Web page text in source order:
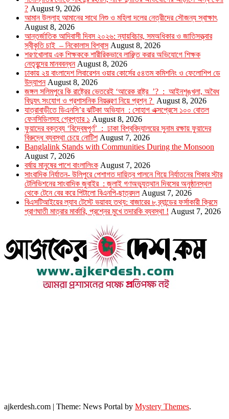
? August 9, 2026
আমান উল্লাহ আমানের সাথে নিশু ও মহিলা দলের নেত্রীদের সৌজন্য স্বাক্ষাৎ
August 8, 2026
আন্তর্জাতিক আদিবাসী দিবস ২০২৬: ন্যায়বিচার, সমঅধিকার ও জাতিসত্ত্বার
স্বীকৃতি চাই – নিকোলাস বিশ্বাস August 8, 2026
শরণখোলায় এক শিক্ষককে শারীরিকভাবে লাঞ্ছিত করার অভিযোগে শিক্ষক
নেতৃবৃন্দের মানববন্ধন August 8, 2026
ঢাকায় ২য় বাংলাদেশ লিবারেশন ওয়ার কোর্সের ৫৪তম কমিশনিং ও ফেলোশিপ ডে
উদ্‌যাপন August 8, 2026
জঙ্গল সলিমপুরে কি রাষ্ট্রের ভেতরেই ‘আরেক রাষ্ট্র ’? : আইনশৃঙ্খলা, অবৈধ
বিদ্যুৎ সংযোগ ও প্রশাসনিক নিয়ন্ত্রণ নিয়ে প্রশ্ন ? August 8, 2026
যাত্রাবাড়ীতে ডিএনসি’র ঝটিকা অভিযান : সোহাগ এক্সপ্রেসে ১০০ বোতল
ফেনসিডিলসহ গ্রেপ্তার ১ August 8, 2026
ফুয়াদের বক্তব্য ‘বিদ্বেষপূর্ণ’ : ঢাকা বিশ্ববিদ্যালয়ের সুনাম রক্ষায় ফুয়াদের
বিরুদ্ধে ব্যবস্থা চেয়ে নোটিশ August 7, 2026
Banglalink Stands with Communities During the Monsoon
August 7, 2026
বর্ষায় মানুষের পাশে বাংলালিংক August 7, 2026
সাংবাদিক নির্যাতন- উলিপুরে পেশাগত দায়িত্ব পালনে গিয়ে নির্যাতনের শিকার স্টার
টেলিভিশনের সাংবাদিক জুবাইর : জুলাই গণঅভ্যুত্থান দিবসের অনুষ্ঠানস্থল
থেকে টেনে বের করে পিটালো বিএনপি-ছাত্রদল August 7, 2026
বিএসটিআইয়ের ল্যাব টেস্টে ভয়াবহ তথ্য: বাজারের ৮ ব্র্যান্ডের ফর্সাকারী ক্রিমে
প্রাণঘাতী মাত্রার মার্কারি, প্রশ্নের মুখে তদারকি ব্যবস্থা ! August 7, 2026
ajkerdesh.com | Theme: News Portal by Mystery Themes.